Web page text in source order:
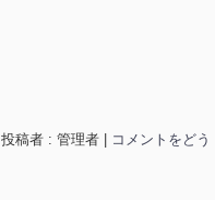
投稿者 : 管理者
コメントをどう